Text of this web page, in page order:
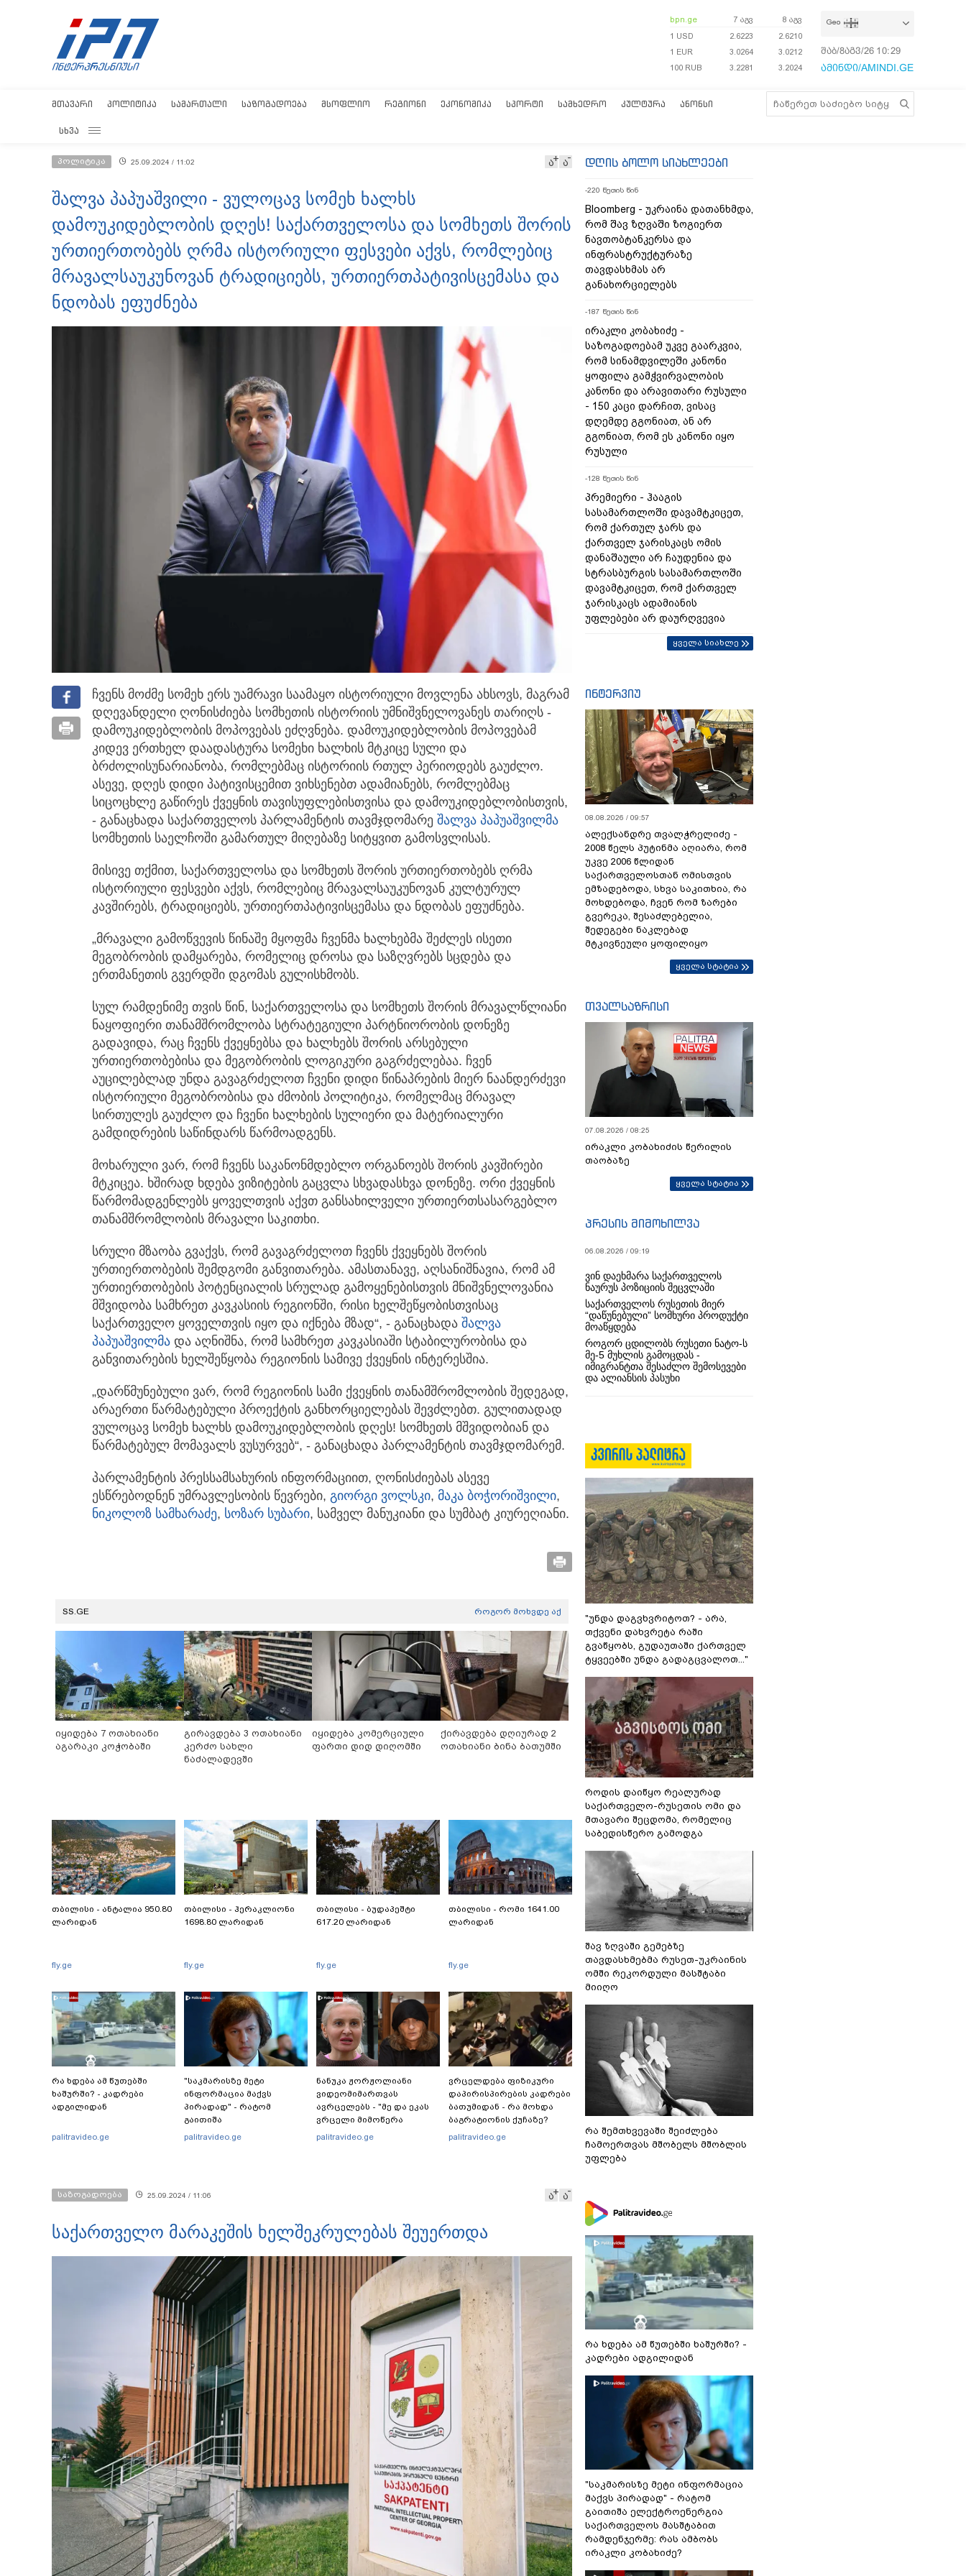
bpn.ge 7 აგვ
8 აგვ
1 USD
2.6223
2.6210
1 EUR
3.0264
3.0212
100 RUB
3.2281 3.2024
Geo
შაბ/8აგვ/26 10:29:23
ამინდი/AMINDI.GE
ᲛᲗᲐᲕᲐᲠᲘ ᲞᲝᲚᲘᲢᲘᲙᲐ ᲡᲐᲛᲐᲠᲗᲐᲚᲘ ᲡᲐᲖᲝᲒᲐᲓᲝᲔᲑᲐ ᲛᲡᲝᲤᲚᲘᲝ ᲠᲔᲒᲘᲝᲜᲘ ᲔᲙᲝᲜᲝᲛᲘᲙᲐ ᲡᲞᲝᲠᲢᲘ ᲡᲐᲛᲮᲔᲓᲠᲝ ᲙᲣᲚᲢᲣᲠᲐ ᲐᲜᲝᲜᲡᲘ
ᲡᲮᲕᲐ
პოლიტიკა 25.09.2024 / 11:02 ა ა
შალვა პაპუაშვილი - ვულოცავ სომეხ ხალხს
დამოუკიდებლობის დღეს! საქართველოსა და სომხეთს შორის
ურთიერთობებს ღრმა ისტორიული ფესვები აქვს, რომლებიც
მრავალსაუკუნოვან ტრადიციებს, ურთიერთპატივისცემასა და
ნდობას ეფუძნება
ჩვენს მოძმე სომეხ ერს უამრავი საამაყო ისტორიული მოვლენა ახსოვს, მაგრამ
დღევანდელი ღონისძიება სომხეთის ისტორიის უმნიშვნელოვანეს თარიღს -
დამოუკიდებლობის მოპოვებას ეძღვნება. დამოუკიდებლობის მოპოვებამ
კიდევ ერთხელ დაადასტურა სომეხი ხალხის მტკიცე სული და
ბრძოლისუნარიანობა, რომლებმაც ისტორიის რთულ პერიოდებს გაუძლო.
ასევე, დღეს დიდი პატივისცემით ვიხსენებთ ადამიანებს, რომლებმაც
სიცოცხლე გაწირეს ქვეყნის თავისუფლებისთვისა და დამოუკიდებლობისთვის,
- განაცხადა საქართველოს პარლამენტის თავმჯდომარე შალვა პაპუაშვილმა
სომხეთის საელჩოში გამართულ მიღებაზე სიტყვით გამოსვლისას.
მისივე თქმით, საქართველოსა და სომხეთს შორის ურთიერთობებს ღრმა
ისტორიული ფესვები აქვს, რომლებიც მრავალსაუკუნოვან კულტურულ
კავშირებს, ტრადიციებს, ურთიერთპატივისცემასა და ნდობას ეფუძნება.
„მრავალი გამოწვევის წინაშე მყოფმა ჩვენმა ხალხებმა შეძლეს ისეთი
მეგობრობის დამყარება, რომელიც დროსა და საზღვრებს სცდება და
ერთმანეთის გვერდში დგომას გულისხმობს.
სულ რამდენიმე თვის წინ, საქართველოსა და სომხეთს შორის მრავალწლიანი
ნაყოფიერი თანამშრომლობა სტრატეგიული პარტნიორობის დონეზე
გადავიდა, რაც ჩვენს ქვეყნებსა და ხალხებს შორის არსებული
ურთიერთობებისა და მეგობრობის ლოგიკური გაგრძელებაა. ჩვენ
აუცილებლად უნდა გავაგრძელოთ ჩვენი დიდი წინაპრების მიერ ნაანდერძევი
ისტორიული მეგობრობისა და ძმობის პოლიტიკა, რომელმაც მრავალ
სირთულეს გაუძლო და ჩვენი ხალხების სულიერი და მატერიალური
გამდიდრების საწინდარს წარმოადგენს.
მოხარული ვარ, რომ ჩვენს საკანონმდებლო ორგანოებს შორის კავშირები
მტკიცეა. ხშირად ხდება ვიზიტების გაცვლა სხვადასხვა დონეზე. ორი ქვეყნის
წარმომადგენლებს ყოველთვის აქვთ განსახილველი ურთიერთსასარგებლო
თანამშრომლობის მრავალი საკითხი.
სრული მზაობა გვაქვს, რომ გავაგრძელოთ ჩვენს ქვეყნებს შორის
ურთიერთობების შემდგომი განვითარება. ამასთანავე, აღსანიშნავია, რომ ამ
ურთიერთობების პოტენციალის სრულად გამოყენებისთვის მნიშვნელოვანია
მშვიდობა სამხრეთ კავკასიის რეგიონში, რისი ხელშეწყობისთვისაც
საქართველო ყოველთვის იყო და იქნება მზად“, - განაცხადა შალვა
პაპუაშვილმა და აღნიშნა, რომ სამხრეთ კავკასიაში სტაბილურობისა და
განვითარების ხელშეწყობა რეგიონის სამივე ქვეყნის ინტერესშია.
„დარწმუნებული ვარ, რომ რეგიონის სამი ქვეყნის თანამშრომლობის შედეგად,
არაერთი წარმატებული პროექტის განხორციელებას შევძლებთ. გულითადად
ვულოცავ სომეხ ხალხს დამოუკიდებლობის დღეს! სომხეთს მშვიდობიან და
წარმატებულ მომავალს ვუსურვებ“, - განაცხადა პარლამენტის თავმჯდომარემ.
პარლამენტის პრესსამსახურის ინფორმაციით, ღონისძიებას ასევე
ესწრებოდნენ უმრავლესობის წევრები, გიორგი ვოლსკი, მაკა ბოჭორიშვილი,
ნიკოლოზ სამხარაძე, სოზარ სუბარი, სამველ მანუკიანი და სუმბატ კიურეღიანი.
SS.GE როგორ მოხვდე აქ
იყიდება 7 ოთახიანი
აგარაკი კოჭობაში
გირავდება 3 ოთახიანი
კერძო სახლი
ნაძალადევში
იყიდება კომერციული
ფართი დიდ დიღომში
ქირავდება დღიურად 2
ოთახიანი ბინა ბათუმში
თბილისი - ანტალია 950.80
ლარიდან
fly.ge
თბილისი - ჰერაკლიონი
1698.80 ლარიდან
fly.ge
თბილისი - ბუდაპეშტი
617.20 ლარიდან
fly.ge
თბილისი - რომი 1641.00
ლარიდან
fly.ge
რა ხდება ამ წუთებში
ხაშურში? - კადრები
ადგილიდან
palitravideo.ge
"საკმარისზე მეტი
ინფორმაცია მაქვს
პირადად" - რატომ
გაითიშა
ელექტროენერგია
palitravideo.ge
ნანუკა ჟორჟოლიანი
ვიდეომიმართვას
ავრცელებს - "მე და ეკას
ვრცელი მიმოწერა
გვქონდა"
palitravideo.ge
ვრცელდება ფიზიკური
დაპირისპირების კადრები
ბათუმიდან - რა მოხდა
ბაგრატიონის ქუჩაზე?
palitravideo.ge
საზოგადოება 25.09.2024 / 11:06 ა ა
საქართველო მარაკეშის ხელშეკრულებას შეუერთდა
დღის ბოლო სიახლეები
-220 წუთის წინ
Bloomberg - უკრაინა დათანხმდა,
რომ შავ ზღვაში ზოგიერთ
ნავთობტანკერსა და
ინფრასტრუქტურაზე
თავდასხმას არ
განახორციელებს
-187 წუთის წინ
ირაკლი კობახიძე -
საზოგადოებამ უკვე გაარკვია,
რომ სინამდვილეში კანონი
ყოფილა გამჭვირვალობის
კანონი და არავითარი რუსული
- 150 კაცი დარჩით, ვისაც
დღემდე გგონიათ, ან არ
გგონიათ, რომ ეს კანონი იყო
რუსული
-128 წუთის წინ
პრემიერი - ჰააგის
სასამართლოში დავამტკიცეთ,
რომ ქართულ ჯარს და
ქართველ ჯარისკაცს ომის
დანაშაული არ ჩაუდენია და
სტრასბურგის სასამართლოში
დავამტკიცეთ, რომ ქართველ
ჯარისკაცს ადამიანის
უფლებები არ დაურღვევია
ყველა სიახლე
ინტერვიუ
08.08.2026 / 09:57
ალექსანდრე თვალჭრელიძე -
2008 წელს პუტინმა აღიარა, რომ
უკვე 2006 წლიდან
საქართველოსთან ომისთვის
ემზადებოდა, სხვა საკითხია, რა
მოხდებოდა, ჩვენ რომ ზარები
გვერეკა, შესაძლებელია,
შედეგები ნაკლებად
მტკივნეული ყოფილიყო
ყველა სტატია
თვალსაზრისი
07.08.2026 / 08:25
ირაკლი კობახიძის წერილის
თაობაზე
ყველა სტატია
პრესის მიმოხილვა
06.08.2026 / 09:19
ვინ დაეხმარა საქართველოს
ნაურუს პოზიციის შეცვლაში
საქართველოს რუსეთის მიერ
“დაწუნებული” სომხური პროდუქტი
მოაწყდება
როგორ ცდილობს რუსეთი ნატო-ს
მე-5 მუხლის გამოცდას -
იმიგრანტთა შესაძლო შემოსევები
და ალიანსის პასუხი
"უნდა დაგვხვრიტოთ? - არა,
თქვენი დახვრეტა რაში
გვაწყობს, გუდაუთაში ქართველ
ტყვეებში უნდა გადაგცვალოთ..."
როდის დაიწყო რეალურად
საქართველო-რუსეთის ომი და
მთავარი შეცდომა, რომელიც
საბედისწერო გამოდგა
შავ ზღვაში გემებზე
თავდასხმებმა რუსეთ-უკრაინის
ომში რეკორდული მასშტაბი
მიიღო
რა შემთხვევაში შეიძლება
ჩამოერთვას მშობელს მშობლის
უფლება
რა ხდება ამ წუთებში ხაშურში? -
კადრები ადგილიდან
"საკმარისზე მეტი ინფორმაცია
მაქვს პირადად" - რატომ
გაითიშა ელექტროენერგია
საქართველოს მასშტაბით
რამდენჯერმე: რას ამბობს
ირაკლი კობახიძე?